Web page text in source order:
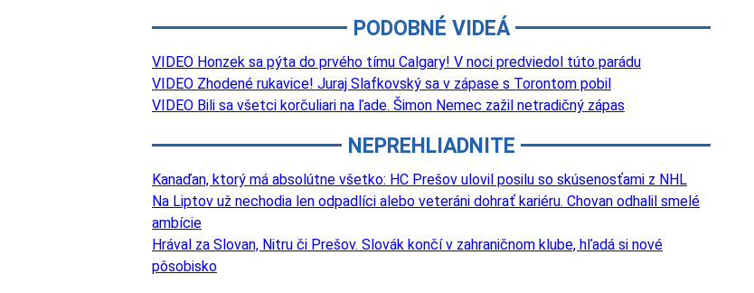
PODOBNÉ VIDEÁ
VIDEO Honzek sa pýta do prvého tímu Calgary! V noci predviedol túto parádu
VIDEO Zhodené rukavice! Juraj Slafkovský sa v zápase s Torontom pobil
VIDEO Bili sa všetci korčuliari na ľade. Šimon Nemec zažil netradičný zápas
NEPREHLIADNITE
Kanaďan, ktorý má absolútne všetko: HC Prešov ulovil posilu so skúsenosťami z NHL
Na Liptov už nechodia len odpadlíci alebo veteráni dohrať kariéru. Chovan odhalil smelé
ambície
Hrával za Slovan, Nitru či Prešov. Slovák končí v zahraničnom klube, hľadá si nové
pôsobisko